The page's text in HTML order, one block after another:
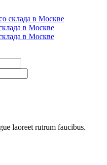
laoreet rutrum faucibus.